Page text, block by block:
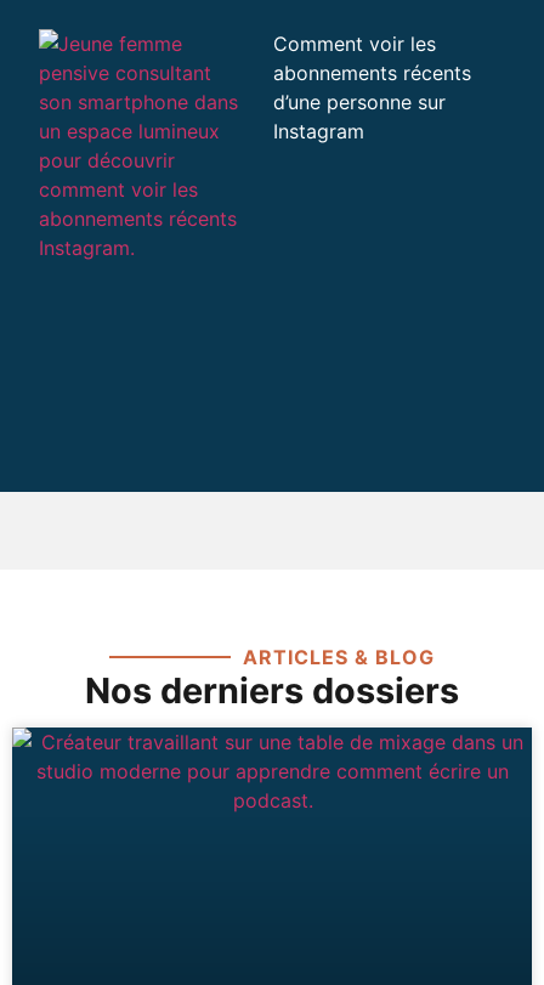
Comment voir les
abonnements récents
d’une personne sur
Instagram
ARTICLES & BLOG
Nos derniers dossiers